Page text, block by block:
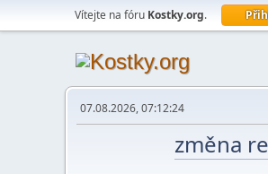
Vítejte na fóru Kostky.org.
07.08.2026, 07:12:24
změna